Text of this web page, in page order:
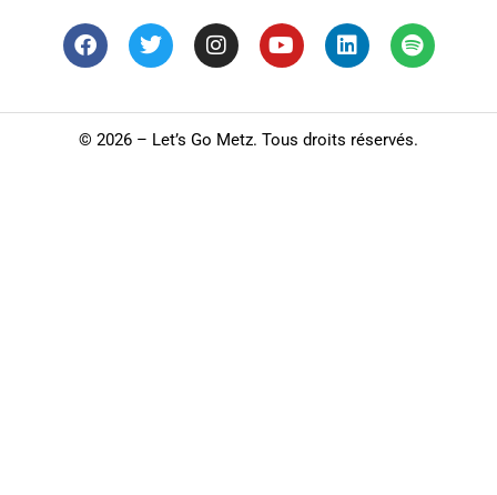
© 2026 – Let’s Go Metz. Tous droits réservés.